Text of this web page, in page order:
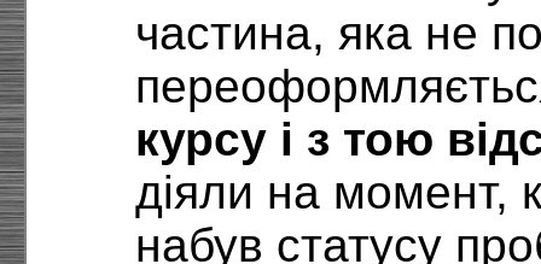
частина, яка не
курсу і з тою
діяли на момент,
набув статусу